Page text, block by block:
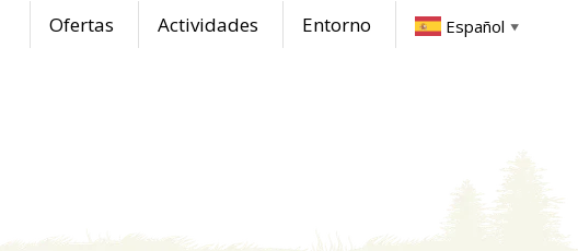
Ofertas Actividades Entorno Español ▼